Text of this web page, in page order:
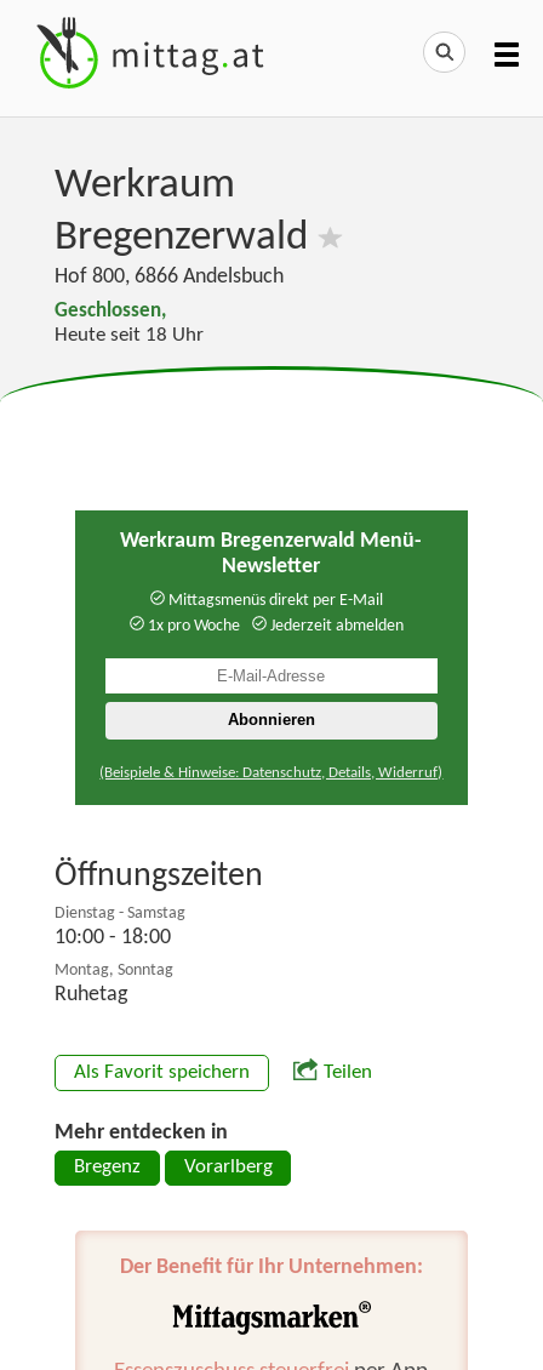
Werkraum
Bregenzerwald
Hof 800, 6866 Andelsbuch
Geschlossen,
Heute seit 18 Uhr
Werkraum Bregenzerwald Menü-
Newsletter
Mittagsmenüs direkt per E-Mail
1x pro Woche
Jederzeit abmelden
(Beispiele & Hinweise: Datenschutz, Details, Widerruf)
Öffnungszeiten
Dienstag - Samstag
10:00 - 18:00
Montag, Sonntag
Ruhetag
Als Favorit speichern Teilen
Mehr entdecken in
Bregenz Vorarlberg
Der Benefit für Ihr Unternehmen: